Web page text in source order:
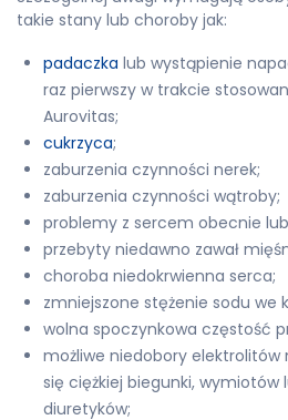
takie stany lub choroby jak:
padaczka lub wystąpienie
raz pierwszy w trakcie
Aurovitas;
cukrzyca;
zaburzenia czynności nerek;
zaburzenia czynności wątroby;
problemy z sercem obecnie lub
przebyty niedawno zawał
choroba niedokrwienna serca;
zmniejszone stężenie sodu we
wolna spoczynkowa częstość
możliwe niedobory elektrolitów
się ciężkiej biegunki, wymiotów
diuretyków;